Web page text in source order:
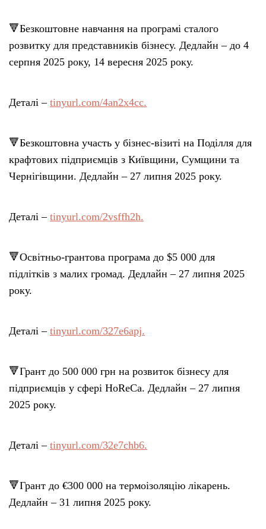
🔻Безкоштовне навчання на програмі сталого
розвитку для представників бізнесу. Дедлайн – до 4
серпня 2025 року, 14 вересня 2025 року.
Деталі – tinyurl.com/4an2x4cc.
🔻Безкоштовна участь у бізнес-візиті на Поділля для
крафтових підприємців з Київщини, Сумщини та
Чернігівщини. Дедлайн – 27 липня 2025 року.
Деталі – tinyurl.com/2vsffh2h.
🔻Освітньо-грантова програма до $5 000 для
підлітків з малих громад. Дедлайн – 27 липня 2025
року.
Деталі – tinyurl.com/327e6apj.
🔻Грант до 500 000 грн на розвиток бізнесу для
підприємців у сфері HoReCa. Дедлайн – 27 липня
2025 року.
Деталі – tinyurl.com/32e7chb6.
🔻Грант до €300 000 на термоізоляцію лікарень.
Дедлайн – 31 липня 2025 року.